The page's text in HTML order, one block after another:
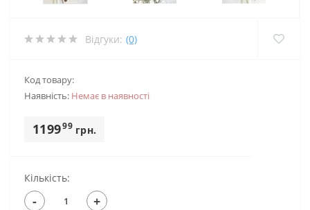
Відгуки: (0)
Код товару:
Наявність: Немає в наявностi
119999грн.
Кількість:
- +